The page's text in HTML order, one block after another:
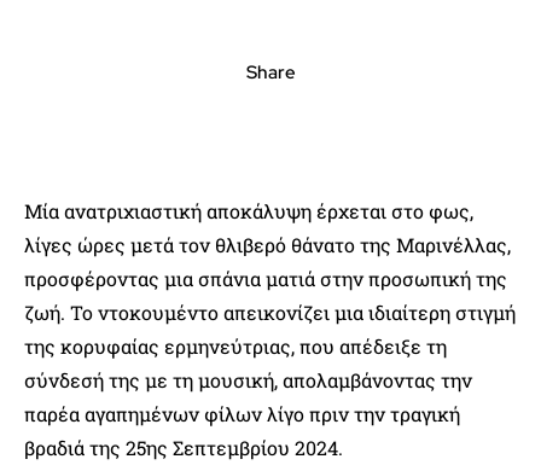
Share
Μία ανατριχιαστική αποκάλυψη έρχεται στο φως,
λίγες ώρες μετά τον θλιβερό θάνατο της Μαρινέλλας,
προσφέροντας μια σπάνια ματιά στην προσωπική της
ζωή. Το ντοκουμέντο απεικονίζει μια ιδιαίτερη στιγμή
της κορυφαίας ερμηνεύτριας, που απέδειξε τη
σύνδεσή της με τη μουσική, απολαμβάνοντας την
παρέα αγαπημένων φίλων λίγο πριν την τραγική
βραδιά της 25ης Σεπτεμβρίου 2024.